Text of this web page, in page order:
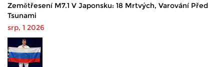
Zemětřesení M7.1 V Japonsku: 18 Mrtvých, Varování Před
Tsunami
srp, 1 2026